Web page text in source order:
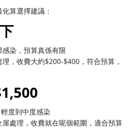
算選擇建議：
染，預算真係有限
，收費大約$200-$400，符合預算，
度到中度感染
處理，收費就在呢個範圍，適合預算